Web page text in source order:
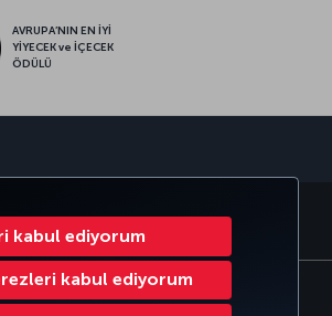
kabul ediyorum
kabul ediyorum
AVRUPA’NIN EN İYİ
YİYECEK ve İÇECEK
ÖDÜLÜ
CLUB TÜRK HAVA YOLLARI